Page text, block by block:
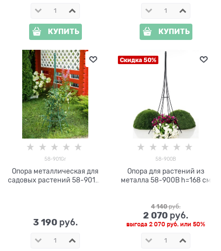
КУПИТЬ КУПИТЬ
58-901Gr
Опора металлическая для
садовых растений 58-901Gr
3 190 руб.
Скидка 50%
58-900B
Опора для растений из
металла 58-900B h=168 см
4 140 руб.
2 070 руб.
выгода 2 070 руб. или 50%